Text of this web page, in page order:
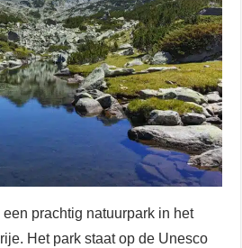
een prachtig natuurpark in het
Het park staat op de Unesco